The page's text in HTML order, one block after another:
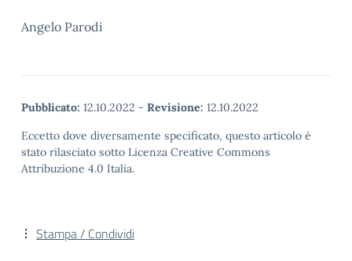
Angelo Parodi
Pubblicato: 12.10.2022 - Revisione: 12.10.2022
Eccetto dove diversamente specificato, questo articolo è
stato rilasciato sotto Licenza Creative Commons
Attribuzione 4.0 Italia.
Stampa / Condividi